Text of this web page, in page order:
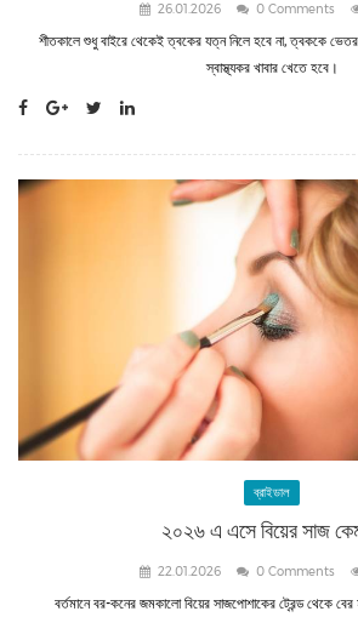
26.01.2026 0 Comments
শীতকালে শুধু বাইরে থেকেই ত্বকের যত্ন নিলে হবে না, ত্বককে
স্বাস্থ্যকর খাবার খেতে হবে।
ব্রাইডাল
২০২৬ এ এসে বিয়ের সাজ
22.01.2026 0 Comments
বর্তমানে বর-কনের জমকালো বিয়ের সাজপোশাকের ট্রেন্ড থেকে বের